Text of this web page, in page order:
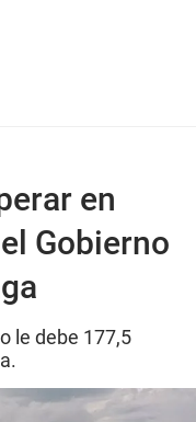
en
Gobierno
le debe 177,5